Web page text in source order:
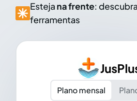
Esteja na frente:
ferramentas
Plano mensal